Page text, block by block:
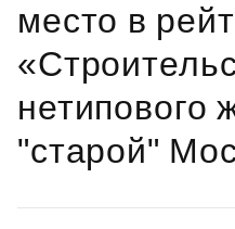
место в
нетипового
"старой"